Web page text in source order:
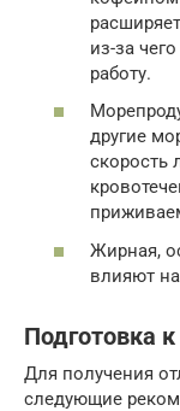
из-за
работу.
другие
скорость
Жирная,
влияют
Подготовка
Для получения
следующие